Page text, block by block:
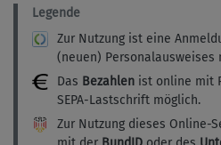
Legende
Zur Nutzung ist eine
(neuen) Personalausweises
Das Bezahlen ist online mit
SEPA-Lastschrift möglich.
Zur Nutzung dieses Online-